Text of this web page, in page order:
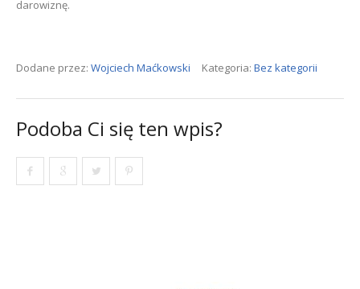
darowiznę.
Dodane przez: Wojciech Maćkowski Kategoria: Bez kategorii
Podoba Ci się ten wpis?